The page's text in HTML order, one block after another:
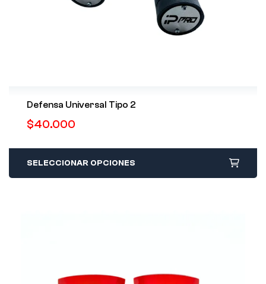
Defensa Universal Tipo 2
$40.000
SELECCIONAR OPCIONES